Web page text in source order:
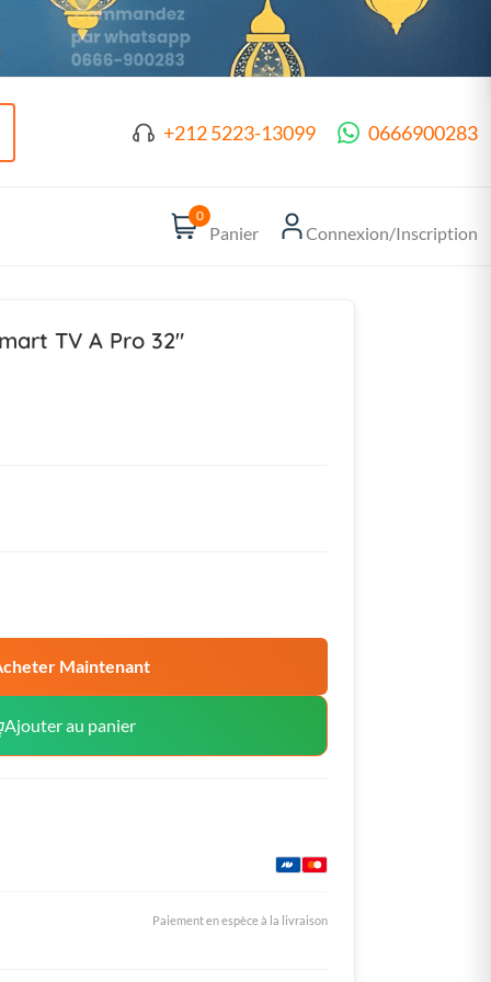
+212 5223-13099 0666900283
0
Panier Connexion/Inscription
TV A Pro 32″
Maintenant
Ajouter au panier
Paiement en espèce à la livraison